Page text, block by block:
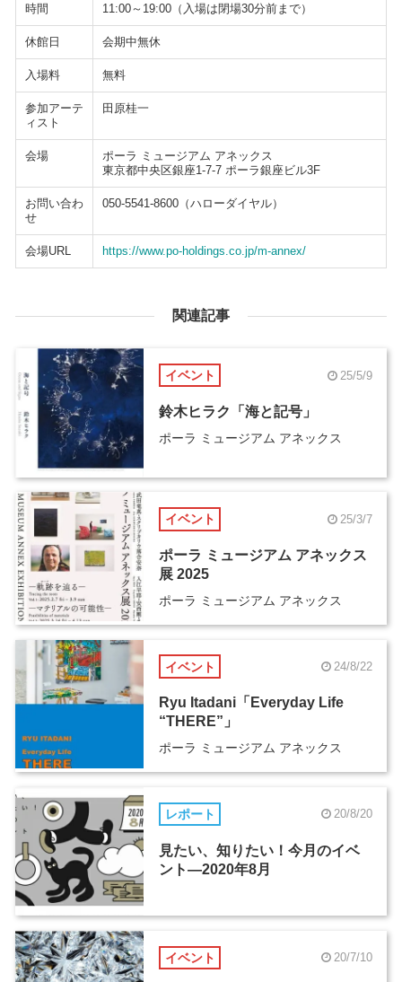
時間 11:00～19:00（入場は閉場30分前まで）
休館日 会期中無休
入場料 無料
参加アーテ
ィスト
田原桂一
会場
ポーラ ミュージアム アネックス
東京都中央区銀座1-7-7 ポーラ銀座ビル3F
お問い合わ
せ
050-5541-8600（ハローダイヤル）
会場URL https://www.po-holdings.co.jp/m-annex/
関連記事
イベント 25/5/9
鈴木ヒラク「海と記号」
ポーラ ミュージアム アネックス
イベント 25/3/7
ポーラ ミュージアム アネックス
展 2025
ポーラ ミュージアム アネックス
イベント 24/8/22
Ryu Itadani「Everyday Life
“THERE”」
ポーラ ミュージアム アネックス
レポート 20/8/20
見たい、知りたい！今月のイベ
ント―2020年8月
イベント 20/7/10